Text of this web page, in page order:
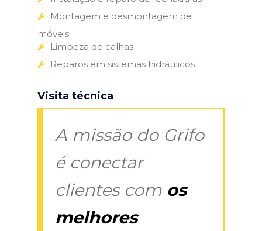
Montagem e desmontagem de
móveis
Limpeza de calhas
Reparos em sistemas hidráulicos
Visita técnica
A missão do Grifo
é conectar
clientes com os
melhores